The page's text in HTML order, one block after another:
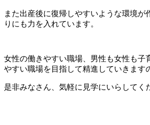
また出産後に復帰しやすいような環境が
りにも力を入れています。
女性の働きやすい職場、男性も女性も子
やすい職場を目指して精進していきます
是非みなさん、気軽に見学にいらしてく